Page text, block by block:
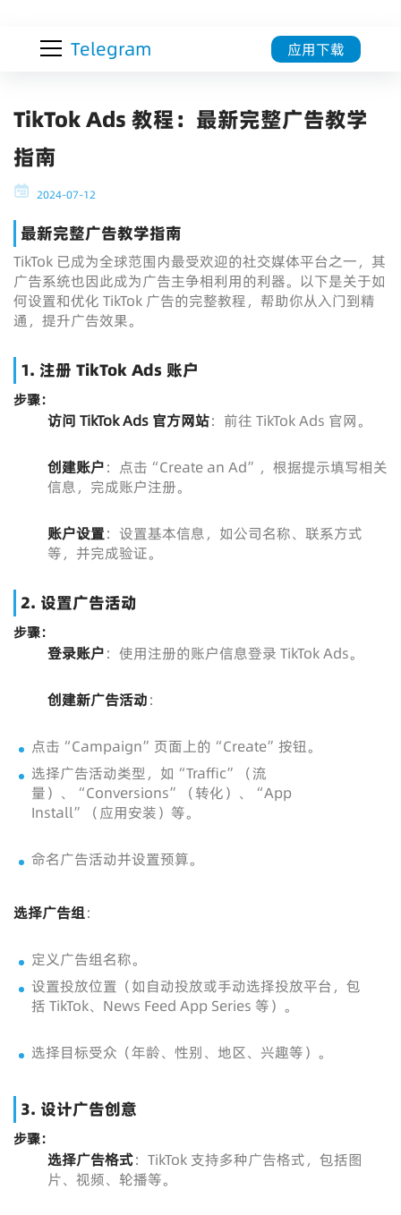
Telegram 应用下载
TikTok Ads 教程：最新完整广告教学
指南
2024-07-12
最新完整广告教学指南
TikTok 已成为全球范围内最受欢迎的社交媒体平台之一，其
广告系统也因此成为广告主争相利用的利器。以下是关于如
何设置和优化 TikTok 广告的完整教程，帮助你从入门到精
通，提升广告效果。
1. 注册 TikTok Ads 账户
步骤：
访问 TikTok Ads 官方网站：前往 TikTok Ads 官网。
创建账户：点击“Create an Ad”，根据提示填写相关
信息，完成账户注册。
账户设置：设置基本信息，如公司名称、联系方式
等，并完成验证。
2. 设置广告活动
步骤：
登录账户：使用注册的账户信息登录 TikTok Ads。
创建新广告活动：
点击“Campaign”页面上的“Create”按钮。
选择广告活动类型，如“Traffic”（流
量）、“Conversions”（转化）、“App
Install”（应用安装）等。
命名广告活动并设置预算。
选择广告组：
定义广告组名称。
设置投放位置（如自动投放或手动选择投放平台，包
括 TikTok、News Feed App Series 等）。
选择目标受众（年龄、性别、地区、兴趣等）。
3. 设计广告创意
步骤：
选择广告格式：TikTok 支持多种广告格式，包括图
片、视频、轮播等。